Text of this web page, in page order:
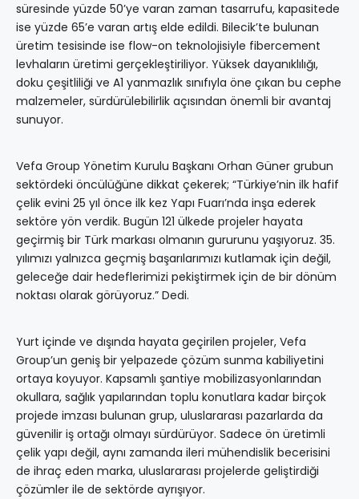
süresinde yüzde 50’ye varan zaman tasarrufu, kapasitede
ise yüzde 65’e varan artış elde edildi. Bilecik’te bulunan
üretim tesisinde ise flow-on teknolojisiyle fibercement
levhaların üretimi gerçekleştiriliyor. Yüksek dayanıklılığı,
doku çeşitliliği ve A1 yanmazlık sınıfıyla öne çıkan bu cephe
malzemeler, sürdürülebilirlik açısından önemli bir avantaj
sunuyor.
Vefa Group Yönetim Kurulu Başkanı Orhan Güner grubun
sektördeki öncülüğüne dikkat çekerek; “Türkiye’nin ilk hafif
çelik evini 25 yıl önce ilk kez Yapı Fuarı’nda inşa ederek
sektöre yön verdik. Bugün 121 ülkede projeler hayata
geçirmiş bir Türk markası olmanın gururunu yaşıyoruz. 35.
yılımızı yalnızca geçmiş başarılarımızı kutlamak için değil,
geleceğe dair hedeflerimizi pekiştirmek için de bir dönüm
noktası olarak görüyoruz.” Dedi.
Yurt içinde ve dışında hayata geçirilen projeler, Vefa
Group’un geniş bir yelpazede çözüm sunma kabiliyetini
ortaya koyuyor. Kapsamlı şantiye mobilizasyonlarından
okullara, sağlık yapılarından toplu konutlara kadar birçok
projede imzası bulunan grup, uluslararası pazarlarda da
güvenilir iş ortağı olmayı sürdürüyor. Sadece ön üretimli
çelik yapı değil, aynı zamanda ileri mühendislik becerisini
de ihraç eden marka, uluslararası projelerde geliştirdiği
çözümler ile de sektörde ayrışıyor.